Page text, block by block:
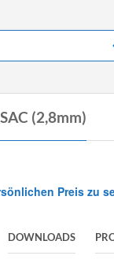
(2,8mm)
Preis zu
DOWNLOADS